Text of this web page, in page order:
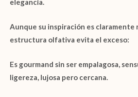
elegancia.
Aunque su inspiración es claramente
estructura olfativa evita el exceso:
Es gourmand sin ser empalagosa,
ligereza, lujosa pero cercana.